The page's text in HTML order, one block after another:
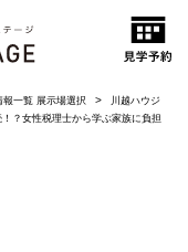
一覧 展示場選択
川越ハウジ
？女性税理士から学ぶ家族に負担